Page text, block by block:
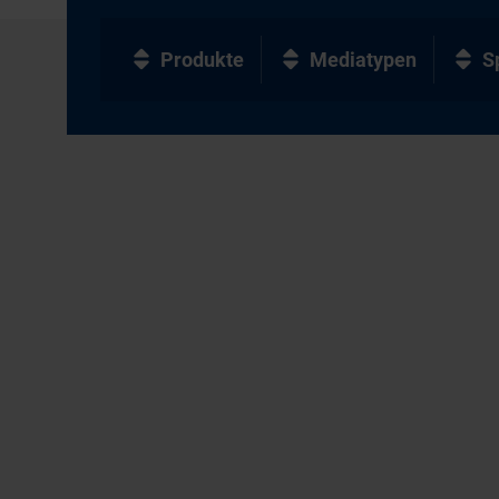
Produkte Mediatypen